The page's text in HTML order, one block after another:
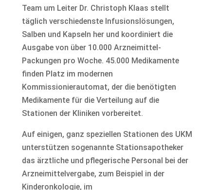
Team um Leiter Dr. Christoph Klaas stellt
täglich verschiedenste Infusionslösungen,
Salben und Kapseln her und koordiniert die
Ausgabe von über 10.000 Arzneimittel-
Packungen pro Woche. 45.000 Medikamente
finden Platz im modernen
Kommissionierautomat, der die benötigten
Medikamente für die Verteilung auf die
Stationen der Kliniken vorbereitet.
Auf einigen, ganz speziellen Stationen des UKM
unterstützen sogenannte Stationsapotheker
das ärztliche und pflegerische Personal bei der
Arzneimittelvergabe, zum Beispiel in der
Kinderonkologie, im